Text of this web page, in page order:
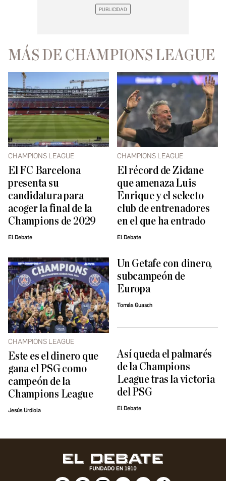
MÁS DE CHAMPIONS LEAGUE
CHAMPIONS LEAGUE
El FC Barcelona
presenta su
candidatura para
acoger la final de la
Champions de 2029
El Debate
CHAMPIONS LEAGUE
El récord de Zidane
que amenaza Luis
Enrique y el selecto
club de entrenadores
en el que ha entrado
El Debate
CHAMPIONS LEAGUE
Este es el dinero que
gana el PSG como
campeón de la
Champions League
Jesús Urdiola
Un Getafe con dinero,
subcampeón de
Europa
Tomás Guasch
Así queda el palmarés
de la Champions
League tras la victoria
del PSG
El Debate